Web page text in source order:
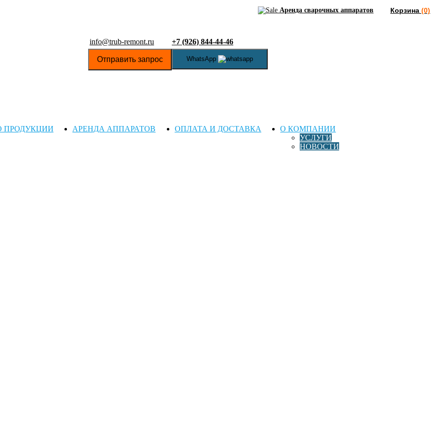
Аренда сварочных аппаратов Корзина (0)
info@trub-remont.ru
Отправить запрос
+7 (926) 844-44-46
WhatsApp
ПРОДУКЦИИ АРЕНДА АППАРАТОВ ОПЛАТА И ДОСТАВКА
О КОМПАНИИ
УСЛУГИ
НОВОСТИ